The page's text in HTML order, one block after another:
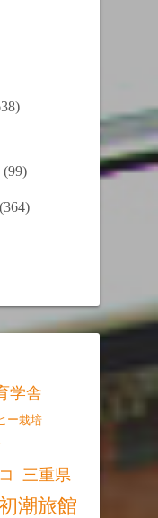
(99)
(364)
学舎
ー栽培
三重県
潮旅館